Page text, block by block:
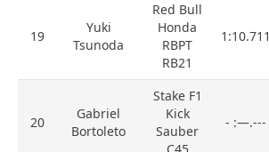
19
Yuki
Tsunoda
Red Bull
Honda
RBPT
RB21
1:10.711
20
Gabriel
Bortoleto
Stake F1
Kick
Sauber
- :—.---